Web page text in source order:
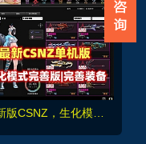
最新版CSNZ，生化模式修复完善，可玩随机武器生化S模式